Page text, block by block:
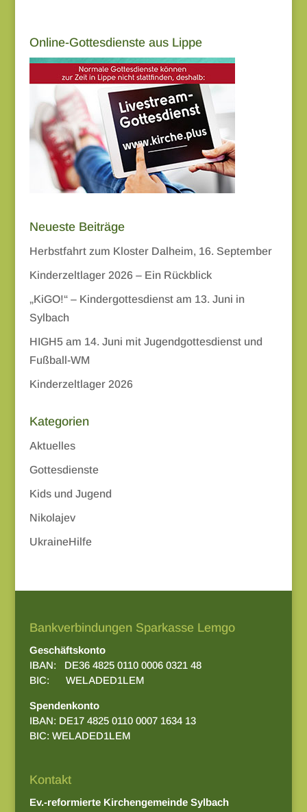
Online-Gottesdienste aus Lippe
Neueste Beiträge
Herbstfahrt zum Kloster Dalheim, 16. September
Kinderzeltlager 2026 – Ein Rückblick
„KiGO!“ – Kindergottesdienst am 13. Juni in
Sylbach
HIGH5 am 14. Juni mit Jugendgottesdienst und
Fußball-WM
Kinderzeltlager 2026
Kategorien
Aktuelles
Gottesdienste
Kids und Jugend
Nikolajev
UkraineHilfe
Bankverbindungen Sparkasse Lemgo
Geschäftskonto
IBAN: DE36 4825 0110 0006 0321 48
BIC: WELADED1LEM
Spendenkonto
IBAN: DE17 4825 0110 0007 1634 13
BIC: WELADED1LEM
Kontakt
Ev.-reformierte Kirchengemeinde Sylbach